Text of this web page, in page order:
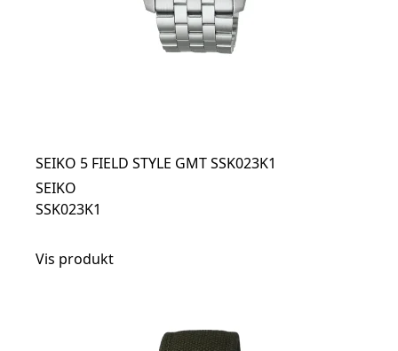
SEIKO 5 FIELD STYLE GMT SSK023K1
SEIKO
SSK023K1
Vis produkt